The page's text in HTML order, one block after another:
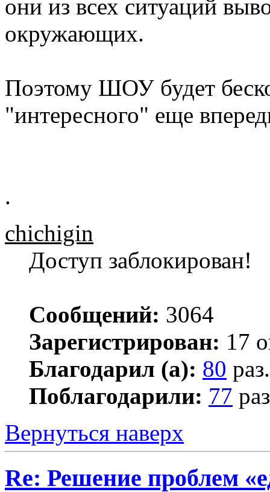
они из всех ситуаций
окружающих.
Поэтому ШОУ будет
"интересного" еще
.
chichigin
Доступ заблокирован!
Сообщений: 3064
Зарегистрирован: 17
Благодарил (а): 80 раз.
Поблагодарили: 77
Вернуться наверх
Re: Решение проблем